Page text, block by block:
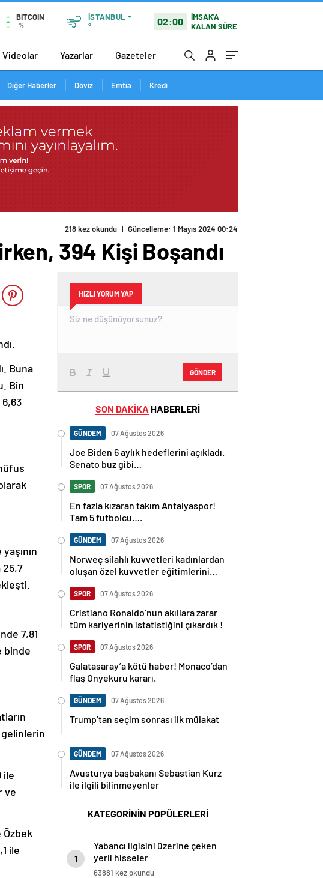
BITCOIN
%
İSTANBUL
°
02:00
İMSAK'A
KALAN SÜRE
Videolar Yazarlar Gazeteler
Diğer Haberler Döviz Emtia Kredi
218 kez okundu | Güncelleme: 1 Mayıs 2024 00:24
394 Kişi Boşandı
Buna
Bin
25,7
7,81
binde
gelinlerin
ile
ve
Özbek
ile
HIZLI YORUM YAP
GÖNDER
SON DAKİKA HABERLERİ
GÜNDEM 07 Ağustos 2026
Joe Biden 6 aylık hedeflerini açıkladı.
Senato buz gibi…
SPOR 07 Ağustos 2026
En fazla kızaran takım Antalyaspor!
Tam 5 futbolcu….
GÜNDEM 07 Ağustos 2026
Norweç silahlı kuvvetleri kadınlardan
oluşan özel kuvvetler eğitimlerini
SPOR 07 Ağustos 2026
Cristiano Ronaldo’nun akıllara zarar
tüm kariyerinin istatistiğini çıkardık !
SPOR 07 Ağustos 2026
Galatasaray’a kötü haber! Monaco’dan
flaş Onyekuru kararı.
GÜNDEM 07 Ağustos 2026
Trump’tan seçim sonrası ilk mülakat
GÜNDEM 07 Ağustos 2026
Avusturya başbakanı Sebastian Kurz
ile ilgili bilinmeyenler
KATEGORİNİN POPÜLERLERİ
1
Yabancı ilgisini üzerine çeken
yerli hisseler
63881 kez okundu